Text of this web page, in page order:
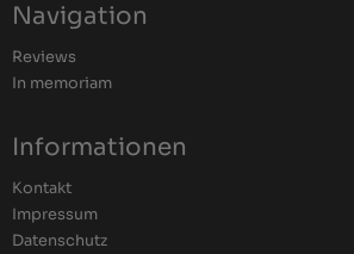
Navigation
Reviews
In memoriam
Informationen
Kontakt
Impressum
Datenschutz